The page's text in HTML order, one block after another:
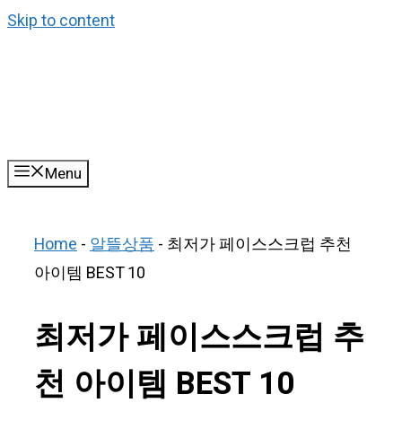
Skip to content
Menu
Home-알뜰상품- 최저가 페이스스크럽 추천
아이템 BEST 10
최저가 페이스스크럽 추
천 아이템 BEST 10